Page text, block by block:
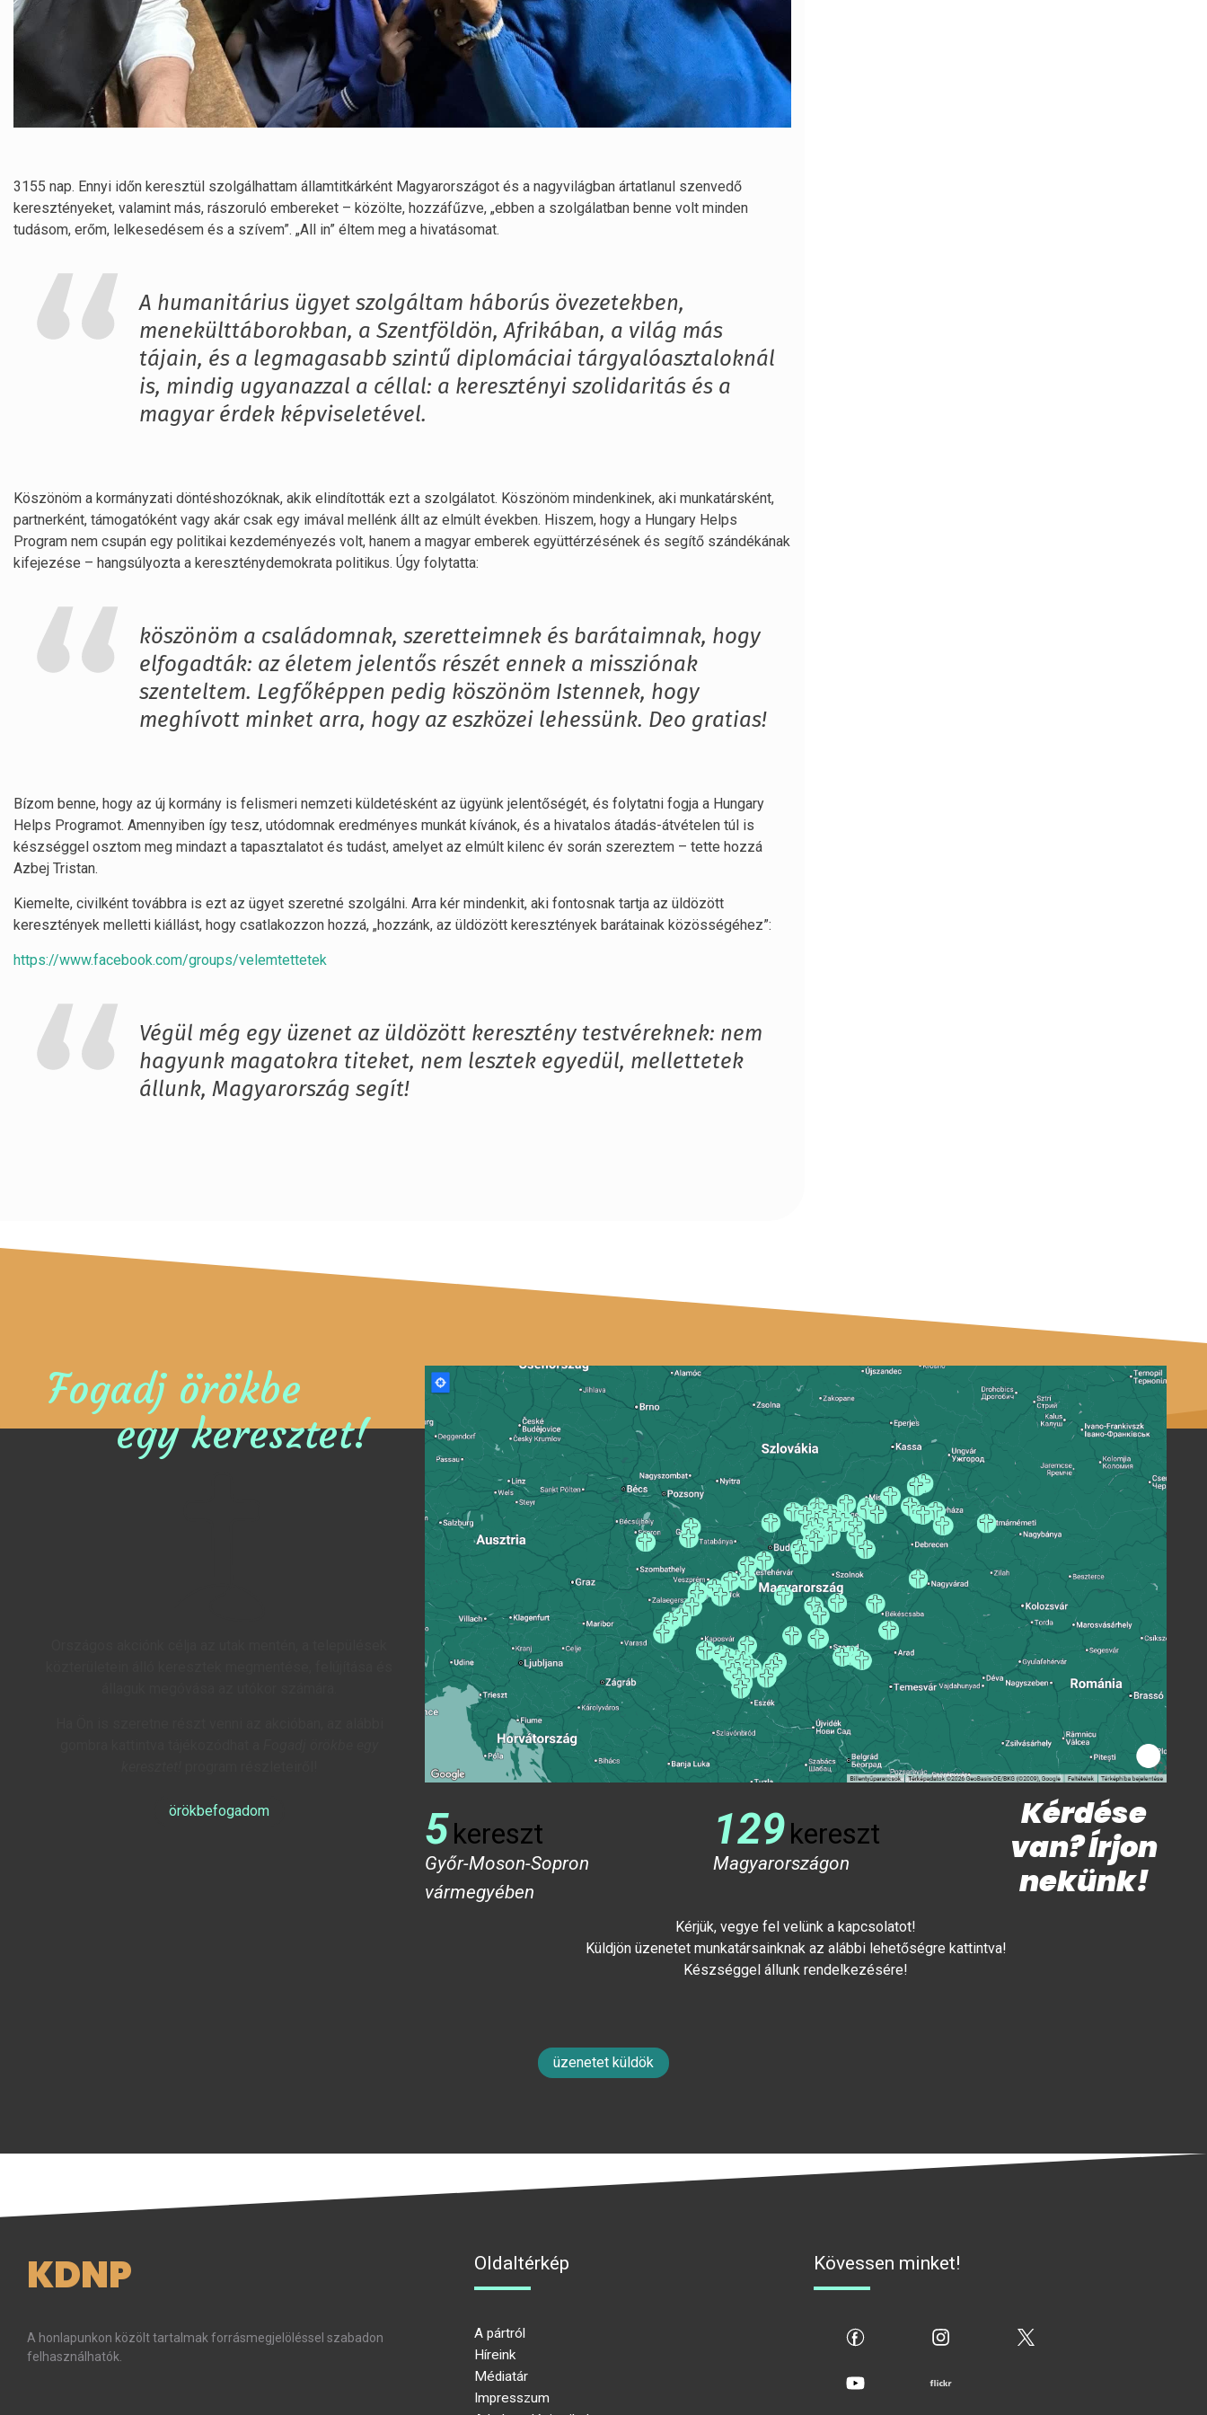
3155 nap. Ennyi időn keresztül szolgálhattam államtitkárként Magyarországot és a nagyvilágban ártatlanul szenvedő
keresztényeket, valamint más, rászoruló embereket – közölte, hozzáfűzve, „ebben a szolgálatban benne volt minden
tudásom, erőm, lelkesedésem és a szívem”. „All in” éltem meg a hivatásomat.
A humanitárius ügyet szolgáltam háborús övezetekben,
menekülttáborokban, a Szentföldön, Afrikában, a világ más
tájain, és a legmagasabb szintű diplomáciai tárgyalóasztaloknál
is, mindig ugyanazzal a céllal: a keresztényi szolidaritás és a
magyar érdek képviseletével.
Köszönöm a kormányzati döntéshozóknak, akik elindították ezt a szolgálatot. Köszönöm mindenkinek, aki munkatársként,
partnerként, támogatóként vagy akár csak egy imával mellénk állt az elmúlt években. Hiszem, hogy a Hungary Helps
Program nem csupán egy politikai kezdeményezés volt, hanem a magyar emberek együttérzésének és segítő szándékának
kifejezése – hangsúlyozta a kereszténydemokrata politikus. Úgy folytatta:
köszönöm a családomnak, szeretteimnek és barátaimnak, hogy
elfogadták: az életem jelentős részét ennek a missziónak
szenteltem. Legfőképpen pedig köszönöm Istennek, hogy
meghívott minket arra, hogy az eszközei lehessünk. Deo gratias!
Bízom benne, hogy az új kormány is felismeri nemzeti küldetésként az ügyünk jelentőségét, és folytatni fogja a Hungary
Helps Programot. Amennyiben így tesz, utódomnak eredményes munkát kívánok, és a hivatalos átadás-átvételen túl is
készséggel osztom meg mindazt a tapasztalatot és tudást, amelyet az elmúlt kilenc év során szereztem – tette hozzá
Azbej Tristan.
Kiemelte, civilként továbbra is ezt az ügyet szeretné szolgálni. Arra kér mindenkit, aki fontosnak tartja az üldözött
keresztények melletti kiállást, hogy csatlakozzon hozzá, „hozzánk, az üldözött keresztények barátainak közösségéhez”:
https://www.facebook.com/groups/velemtettetek
Végül még egy üzenet az üldözött keresztény testvéreknek: nem
hagyunk magatokra titeket, nem lesztek egyedül, mellettetek
állunk, Magyarország segít!
Fogadj örökbe
egy keresztet!
örökbefogadom 5kereszt
Győr-Moson-Sopron
vármegyében
129kereszt
Magyarországon
Kérdése
van? Írjon
nekünk!
Kérjük, vegye fel velünk a kapcsolatot!
Küldjön üzenetet munkatársainknak az alábbi lehetőségre kattintva!
Készséggel állunk rendelkezésére!
üzenetet küldök
KDNP
A honlapunkon közölt tartalmak forrásmegjelöléssel szabadon
felhasználhatók.
Oldaltérkép
A pártról
Híreink
Médiatár
Impresszum
Kövessen minket!
flickr